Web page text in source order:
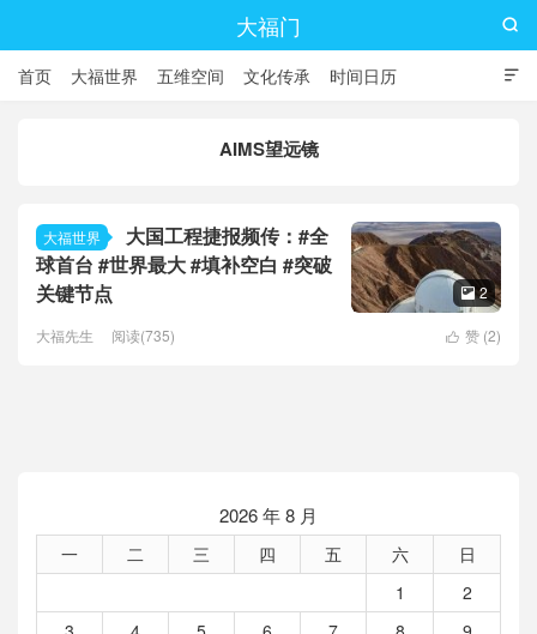
大福门

首页 大福世界 五维空间 文化传承 时间日历

AIMS望远镜
大福世界
大国工程捷报频传：#全
球首台 #世界最大 #填补空白 #突破
关键节点
 2
 赞 (2)
大福先生 阅读(735)
2026 年 8 月
一 二 三 四 五 六
日
1
2